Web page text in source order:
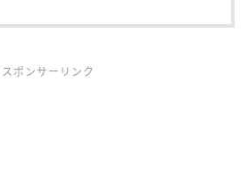
スポンサーリンク